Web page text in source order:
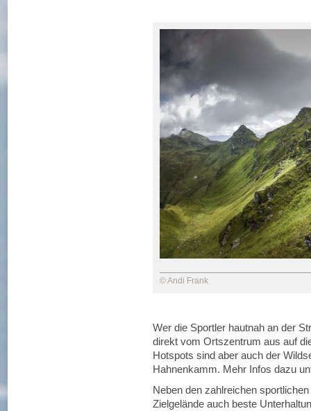
© Andi Frank
Wer die Sportler hautnah an der
direkt vom Ortszentrum aus auf
Hotspots sind aber auch der
Hahnenkamm. Mehr Infos dazu
Neben den zahlreichen
Zielgelände auch beste